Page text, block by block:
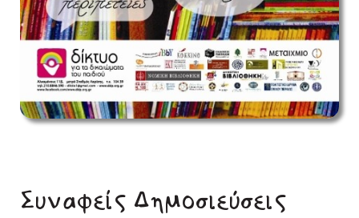
Συναφείς Δημοσιεύσεις